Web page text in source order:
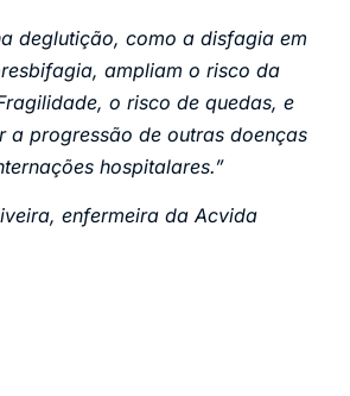
deglutição, como a disfagia em
ampliam o risco da
o risco de quedas, e
a progressão de outras doenças
hospitalares.”
enfermeira da Acvida